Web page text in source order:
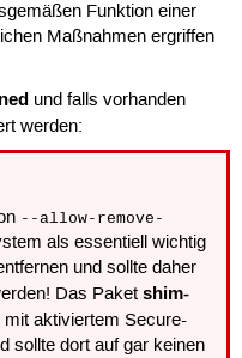
Funktion einer
Maßnahmen ergriffen
und falls vorhanden
werden:
--allow-remove-
als essentiell wichtig
und sollte daher
Das Paket shim-
aktiviertem Secure-
sollte dort auf gar keinen